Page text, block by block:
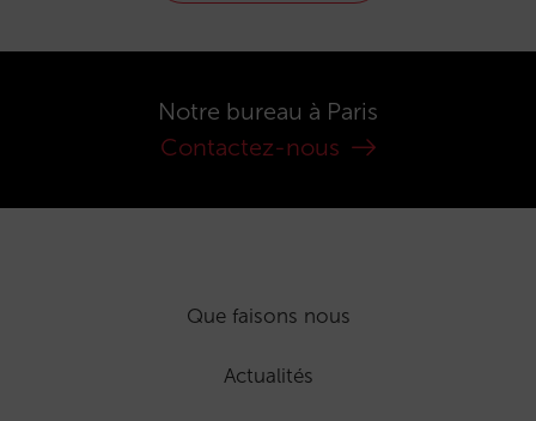
Notre bureau à Paris
Contactez-nous
Que faisons nous
Actualités